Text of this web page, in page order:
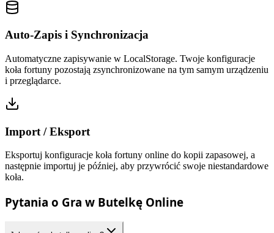
Auto-Zapis i Synchronizacja
Automatyczne zapisywanie w LocalStorage. Twoje konfiguracje
koła fortuny pozostają zsynchronizowane na tym samym urządzeniu
i przeglądarce.
Import / Eksport
Eksportuj konfiguracje koła fortuny online do kopii zapasowej, a
następnie importuj je później, aby przywrócić swoje niestandardowe
koła.
Pytania o Gra w Butelkę Online